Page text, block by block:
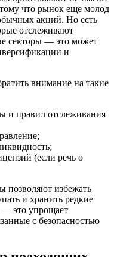
что рынок еще молод
акций. Но есть
отслеживают
секторы — это может
и
внимание на такие
и правил отслеживания
(если речь о
позволяют избежать
и хранить редкие
— это упрощает
с безопасностью